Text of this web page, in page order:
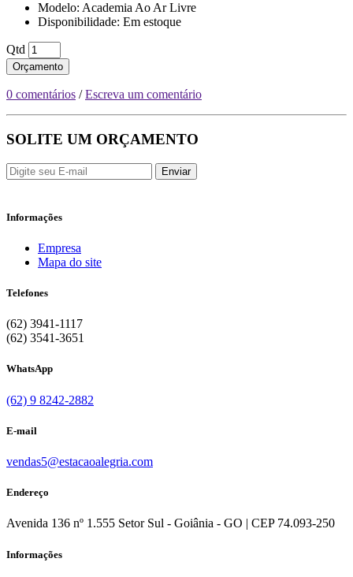
Modelo: Academia Ao Ar Livre
Disponibilidade: Em estoque
Qtd
Orçamento
0 comentários /Escreva um comentário
SOLITE UM ORÇAMENTO
Enviar
Informações
Empresa
Mapa do site
Telefones
(62) 3941-1117
(62) 3541-3651
WhatsApp
(62) 9 8242-2882
E-mail
vendas5@estacaoalegria.com
Endereço
Avenida 136 nº 1.555 Setor Sul - Goiânia - GO | CEP 74.093-250
Informações